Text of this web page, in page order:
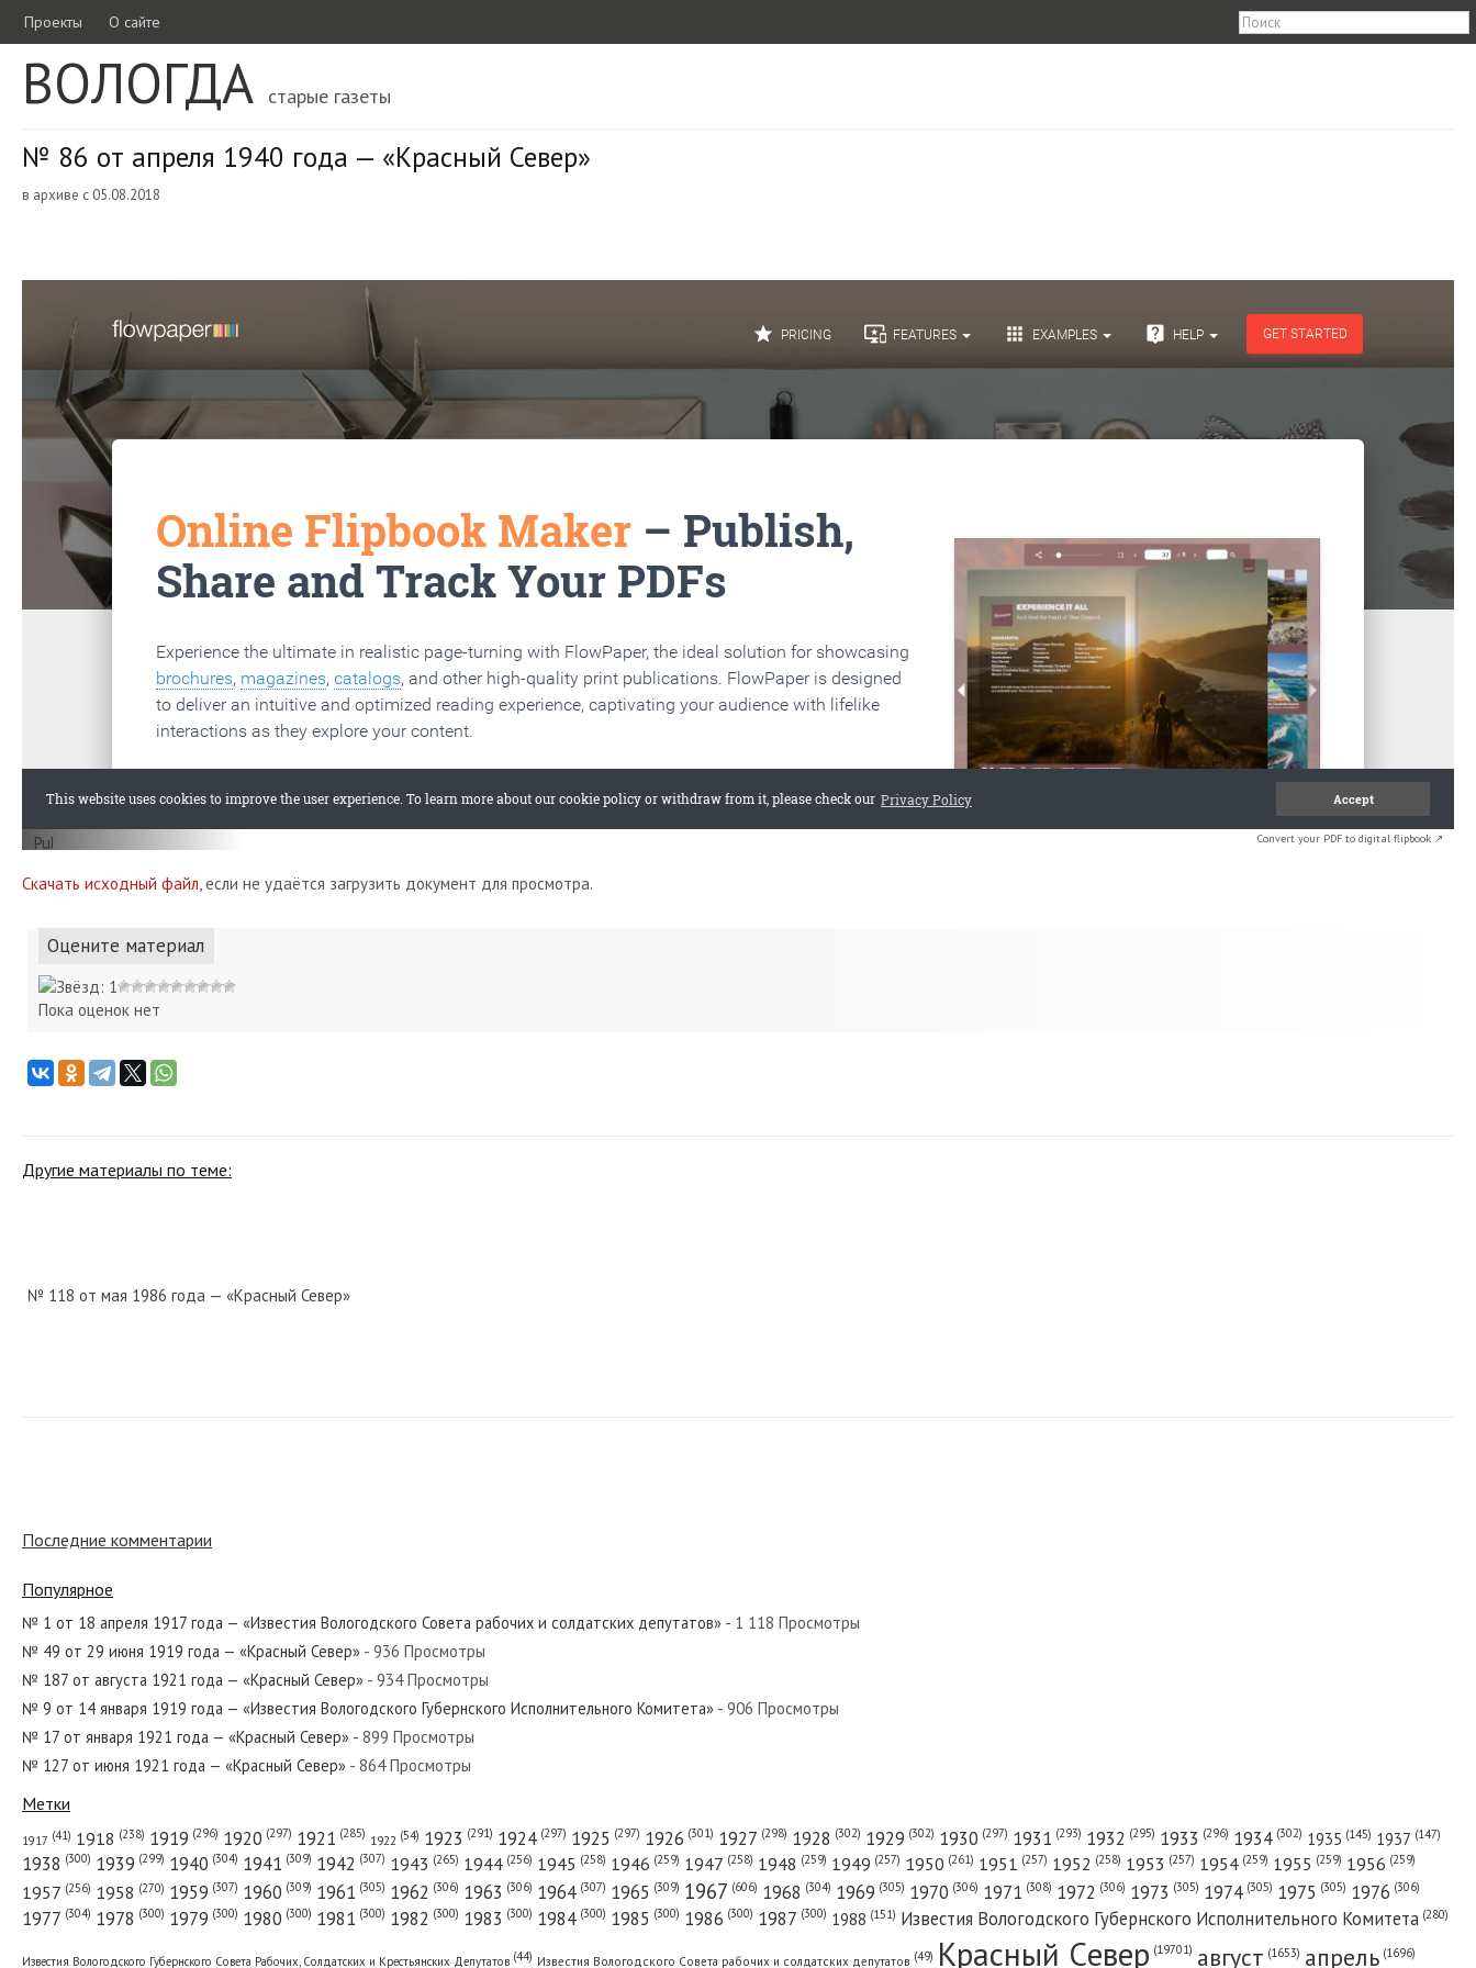
Проекты О сайте
ВОЛОГДА старые газеты
№ 86 от апреля 1940 года — «Красный Север»
в архиве с 05.08.2018
Convert your PDF to digital flipbook ↗
Скачать исходный файл, если не удаётся загрузить документ для просмотра.
Оцените материал
Пока оценок нет
Другие материалы по теме:
№ 118 от мая 1986 года — «Красный Север»
№ 190 от августа 1938 года — «Красный Север»
№ 278 от декабря 1984 года — «Красный Север»
№ 84 от апреля 1952 года — «Красный Север»
Последние комментарии
Популярное
№ 1 от 18 апреля 1917 года — «Известия Вологодского Совета рабочих и солдатских депутатов» - 1 118 Просмотры
№ 49 от 29 июня 1919 года — «Красный Север» - 936 Просмотры
№ 187 от августа 1921 года — «Красный Север» - 934 Просмотры
№ 9 от 14 января 1919 года — «Известия Вологодского Губернского Исполнительного Комитета» - 906 Просмотры
№ 17 от января 1921 года — «Красный Север» - 899 Просмотры
№ 127 от июня 1921 года — «Красный Север» - 864 Просмотры
Метки
1917 (41) 1918 (238) 1919 (296) 1920 (297) 1921 (285) 1922 (54) 1923 (291) 1924 (297) 1925 (297) 1926 (301) 1927 (298) 1928 (302) 1929 (302) 1930 (297) 1931 (293) 1932 (295) 1933 (296) 1934 (302) 1935 (145) 1937 (147)
1938 (300) 1939 (299) 1940 (304) 1941 (309) 1942 (307) 1943 (265) 1944 (256) 1945 (258) 1946 (259) 1947 (258) 1948 (259) 1949 (257) 1950 (261) 1951 (257) 1952 (258) 1953 (257) 1954 (259) 1955 (259) 1956 (259)
1957 (256) 1958 (270) 1959 (307) 1960 (309) 1961 (305) 1962 (306) 1963 (306) 1964 (307) 1965 (309) 1967 (606) 1968 (304) 1969 (305) 1970 (306) 1971 (308) 1972 (306) 1973 (305) 1974 (305) 1975 (305) 1976 (306)
1977 (304) 1978 (300) 1979 (300) 1980 (300) 1981 (300) 1982 (300) 1983 (300) 1984 (300) 1985 (300) 1986 (300) 1987 (300) 1988 (151) Известия Вологодского Губернского Исполнительного Комитета (280)
Известия Вологодского Губернского Совета Рабочих, Солдатских и Крестьянских Депутатов (44) Известия Вологодского Совета рабочих и солдатских депутатов (49) Красный Cевер (19701) август (1653) апрель (1696)